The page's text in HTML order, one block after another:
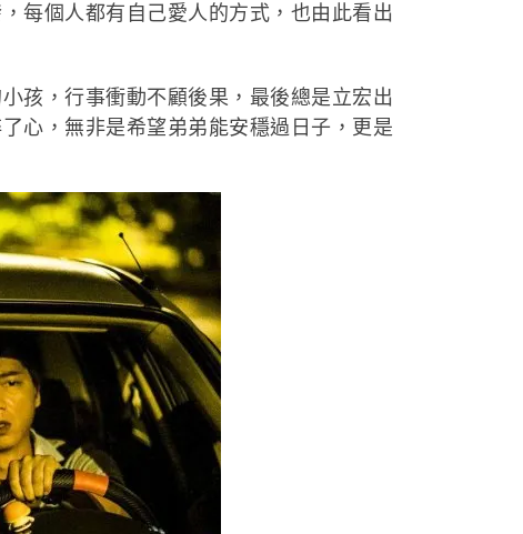
每個人都有自己愛人的方式，也由此看出
，行事衝動不顧後果，最後總是立宏出
心，無非是希望弟弟能安穩過日子，更是